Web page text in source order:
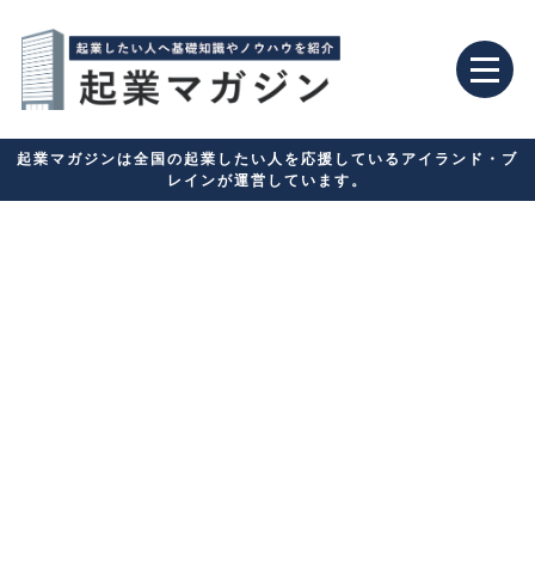
起業マガジンは全国の起業したい人を応援しているアイランド・ブ
レインが運営しています。